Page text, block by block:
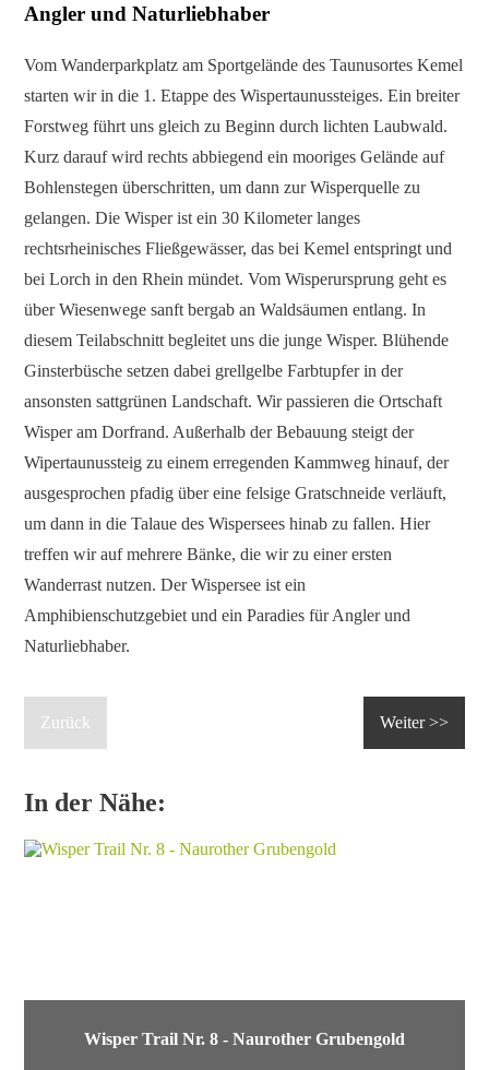
Angler und Naturliebhaber
Vom Wanderparkplatz am Sportgelände des Taunusortes Kemel
starten wir in die 1. Etappe des Wispertaunussteiges. Ein breiter
Forstweg führt uns gleich zu Beginn durch lichten Laubwald.
Kurz darauf wird rechts abbiegend ein mooriges Gelände auf
Bohlenstegen überschritten, um dann zur Wisperquelle zu
gelangen. Die Wisper ist ein 30 Kilometer langes
rechtsrheinisches Fließgewässer, das bei Kemel entspringt und
bei Lorch in den Rhein mündet. Vom Wisperursprung geht es
über Wiesenwege sanft bergab an Waldsäumen entlang. In
diesem Teilabschnitt begleitet uns die junge Wisper. Blühende
Ginsterbüsche setzen dabei grellgelbe Farbtupfer in der
ansonsten sattgrünen Landschaft. Wir passieren die Ortschaft
Wisper am Dorfrand. Außerhalb der Bebauung steigt der
Wipertaunussteig zu einem erregenden Kammweg hinauf, der
ausgesprochen pfadig über eine felsige Gratschneide verläuft,
um dann in die Talaue des Wispersees hinab zu fallen. Hier
treffen wir auf mehrere Bänke, die wir zu einer ersten
Wanderrast nutzen. Der Wispersee ist ein
Amphibienschutzgebiet und ein Paradies für Angler und
Naturliebhaber.
Zurück Weiter >>
In der Nähe:
Wisper Trail Nr. 8 - Naurother Grubengold